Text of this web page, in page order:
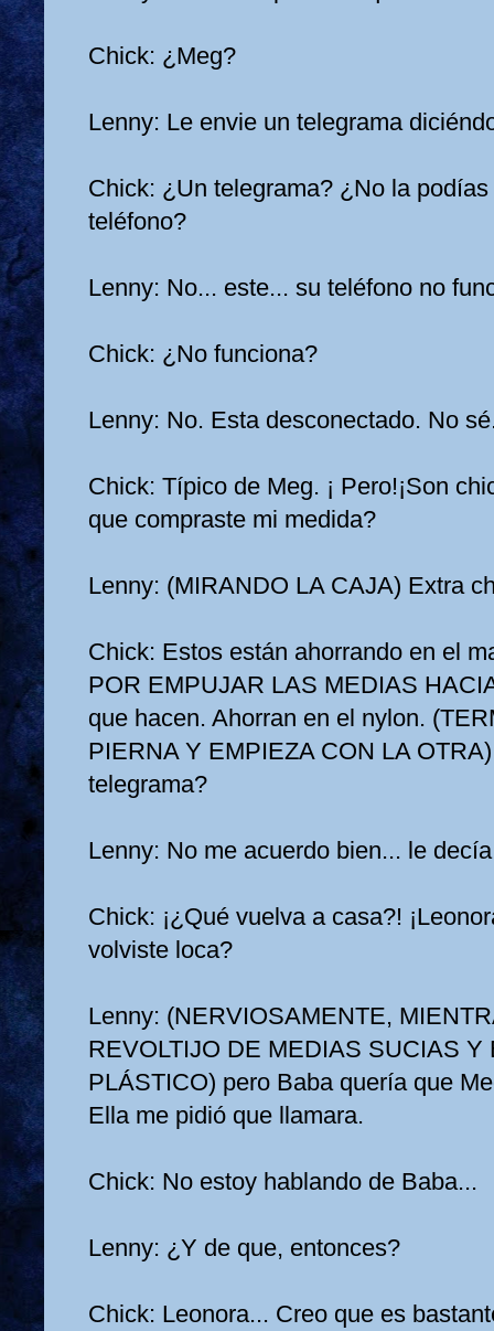
Chick: ¿Meg?
Lenny: Le envie un telegrama
Chick: ¿Un telegrama? ¿No la
teléfono?
Lenny: No... este... su teléfono no
Chick: ¿No funciona?
Lenny: No. Esta desconectado. No
Chick: Típico de Meg. ¡ Pero!¡Son
que compraste mi medida?
Lenny: (MIRANDO LA CAJA) Extra
Chick: Estos están ahorrando en el
POR EMPUJAR LAS MEDIAS
que hacen. Ahorran en el nylon.
PIERNA Y EMPIEZA CON LA
telegrama?
Lenny: No me acuerdo bien... le
Chick: ¡¿Qué vuelva a casa?!
volviste loca?
Lenny: (NERVIOSAMENTE,
REVOLTIJO DE MEDIAS SUCIAS Y
PLÁSTICO) pero Baba quería que
Ella me pidió que llamara.
Chick: No estoy hablando de Baba...
Lenny: ¿Y de que, entonces?
Chick: Leonora... Creo que es